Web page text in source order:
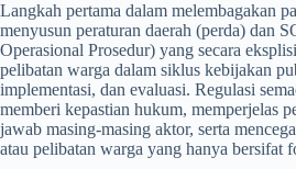
Langkah pertama dalam melembagakan
menyusun peraturan daerah (perda) dan
Operasional Prosedur) yang secara
pelibatan warga dalam siklus kebijakan
implementasi, dan evaluasi. Regulasi
memberi kepastian hukum, memperjelas
jawab masing-masing aktor, serta
atau pelibatan warga yang hanya bersifat